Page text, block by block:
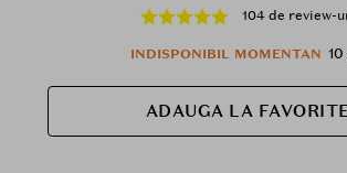
104 de review-
INDISPONIBIL MOMENTAN
ADAUGA LA